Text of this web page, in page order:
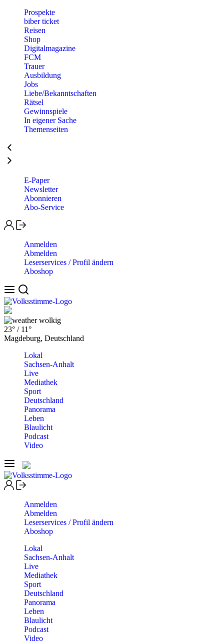
Prospekte
biber ticket
Reisen
Shop
Digitalmagazine
FCM
Trauer
Ausbildung
Jobs
Liebe/Bekanntschaften
Rätsel
Gewinnspiele
In eigener Sache
Themenseiten
E-Paper
Newsletter
Abonnieren
Abo-Service
Anmelden
Abmelden
Leserservices / Profil ändern
Aboshop
wolkig
23° / 11°
Magdeburg, Deutschland
Lokal
Sachsen-Anhalt
Live
Mediathek
Sport
Deutschland
Panorama
Leben
Blaulicht
Podcast
Video
Anmelden
Abmelden
Leserservices / Profil ändern
Aboshop
Lokal
Sachsen-Anhalt
Live
Mediathek
Sport
Deutschland
Panorama
Leben
Blaulicht
Podcast
Video